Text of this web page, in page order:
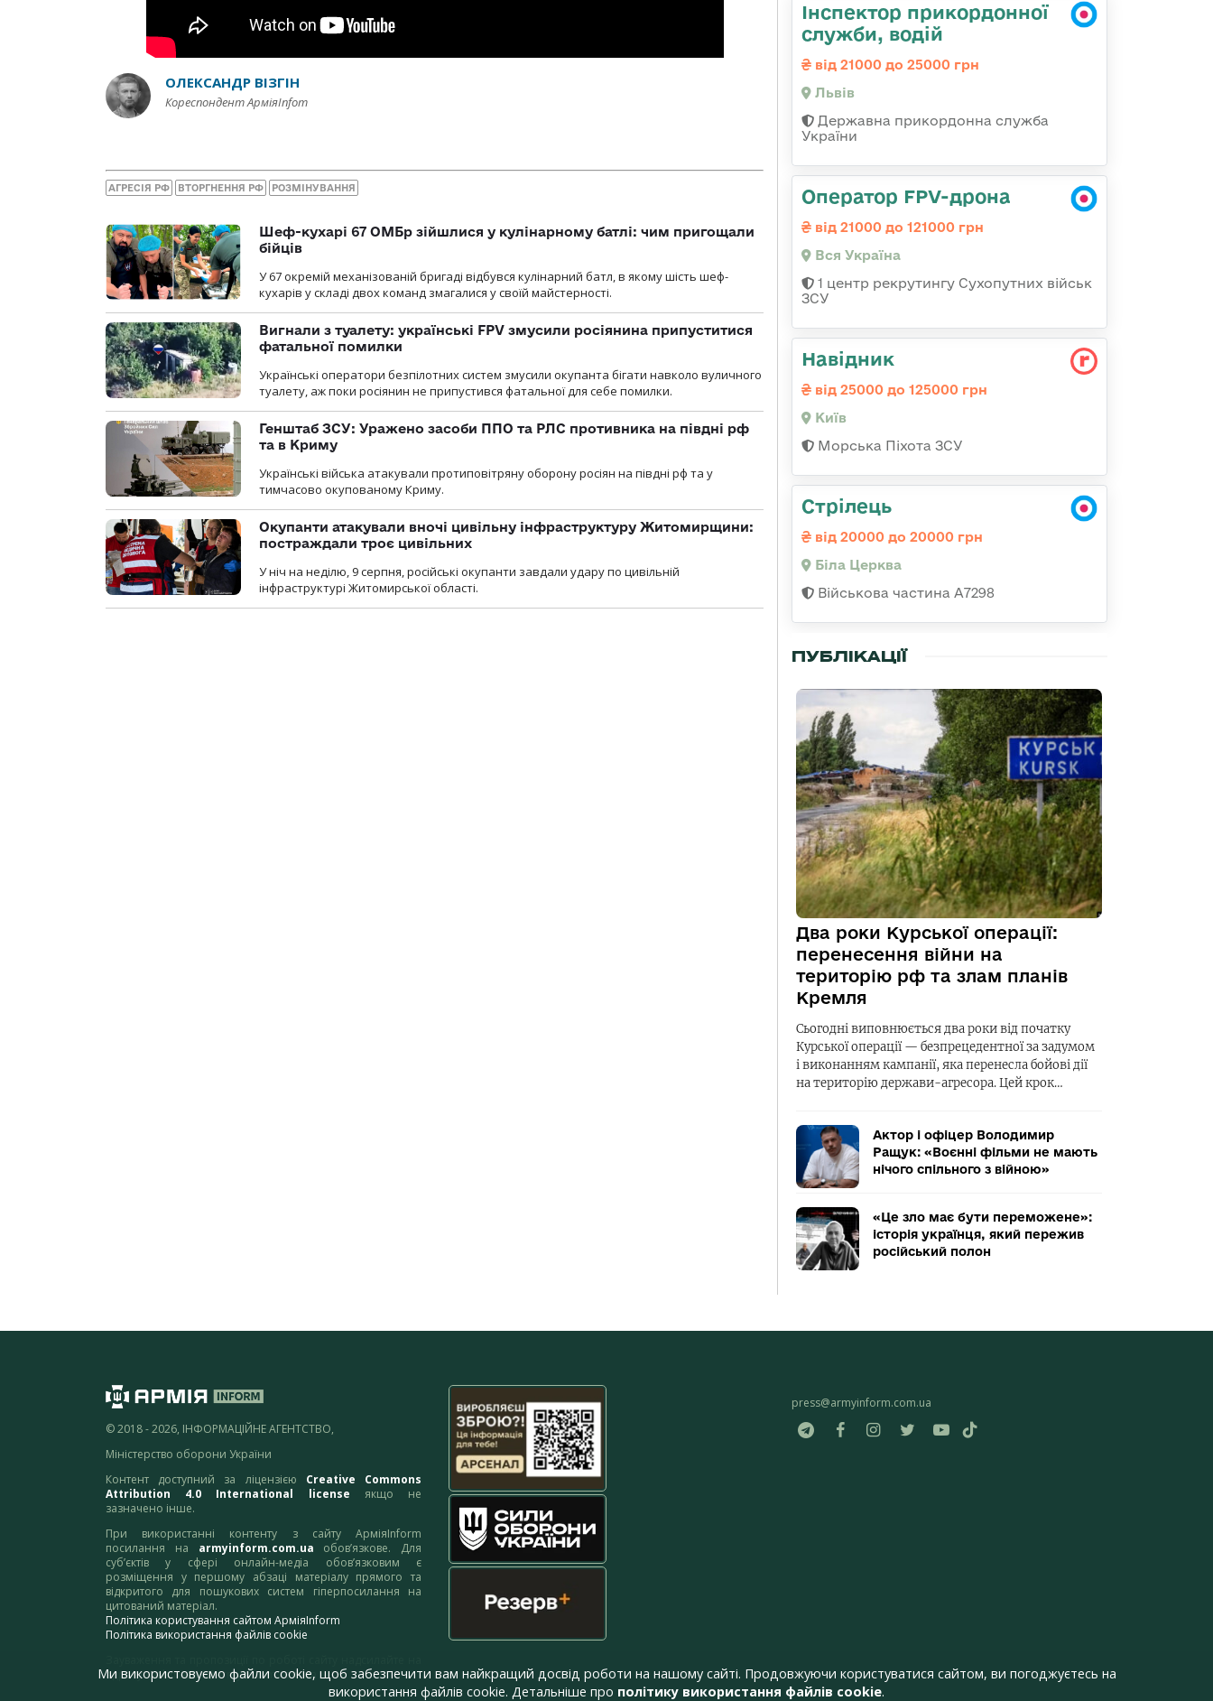
ОЛЕКСАНДР ВІЗГІН
Кореспондент АрміяInfom
АГРЕСІЯ РФ ВТОРГНЕННЯ РФ РОЗМІНУВАННЯ
Шеф-кухарі 67 ОМБр зійшлися у кулінарному батлі: чим пригощали
бійців
У 67 окремій механізованій бригаді відбувся кулінарний батл, в якому шість шеф-
кухарів у складі двох команд змагалися у своїй майстерності.
Вигнали з туалету: українські FPV змусили росіянина припуститися
фатальної помилки
Українські оператори безпілотних систем змусили окупанта бігати навколо вуличного
туалету, аж поки росіянин не припустився фатальної для себе помилки.
Генштаб ЗСУ: Уражено засоби ППО та РЛС противника на півдні рф
та в Криму
Українські війська атакували протиповітряну оборону росіян на півдні рф та у
тимчасово окупованому Криму.
Окупанти атакували вночі цивільну інфраструктуру Житомирщини:
постраждали троє цивільних
У ніч на неділю, 9 серпня, російські окупанти завдали удару по цивільній
інфраструктурі Житомирської області.
Інспектор прикордонної
служби, водій
від 21000 до 25000 грн
Львів
Державна прикордонна служба
України
Оператор FPV-дрона
від 21000 до 121000 грн
Вся Україна
1 центр рекрутингу Сухопутних військ
ЗСУ
Навідник
від 25000 до 125000 грн
Київ
Морська Піхота ЗСУ
Стрілець
від 20000 до 20000 грн
Біла Церква
Військова частина А7298
ПУБЛІКАЦІЇ
Два роки Курської операції:
перенесення війни на
територію рф та злам планів
Кремля
Сьогодні виповнюється два роки від початку
Курської операції — безпрецедентної за задумом
і виконанням кампанії, яка перенесла бойові дії
на територію держави-агресора. Цей крок…
Актор і офіцер Володимир
Ращук: «Воєнні фільми не мають
нічого спільного з війною»
«Це зло має бути переможене»:
історія українця, який пережив
російський полон
© 2018 - 2026, ІНФОРМАЦІЙНЕ АГЕНТСТВО,
Міністерство оборони України
Контент доступний за ліцензією Creative Commons
Attribution 4.0 International license якщо не
зазначено інше.
При використанні контенту з сайту АрміяInform
посилання на armyinform.com.ua обов’язкове. Для
суб’єктів у сфері онлайн-медіа обов’язковим є
розміщення у першому абзаці матеріалу прямого та
відкритого для пошукових систем гіперпосилання на
цитований матеріал.
Політика користування сайтом АрміяInform
Політика використання файлів cookie
адресу:webmaster@armyinform.com.ua
press@armyinform.com.ua
Ми використовуємо файли cookie, щоб забезпечити вам найкращий досвід роботи на нашому сайті. Продовжуючи користуватися сайтом, ви погоджуєтесь на
використання файлів cookie. Детальніше про політику використання файлів cookie.